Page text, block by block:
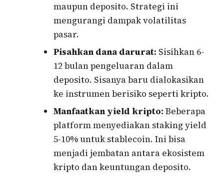
maupun deposito. Strategi ini
mengurangi dampak volatilitas
pasar.
Pisahkan dana darurat: Sisihkan 6-
12 bulan pengeluaran dalam
deposito. Sisanya baru dialokasikan
ke instrumen berisiko seperti kripto.
Manfaatkan yield kripto: Beberapa
platform menyediakan staking yield
5-10% untuk stablecoin. Ini bisa
menjadi jembatan antara ekosistem
kripto dan keuntungan deposito.